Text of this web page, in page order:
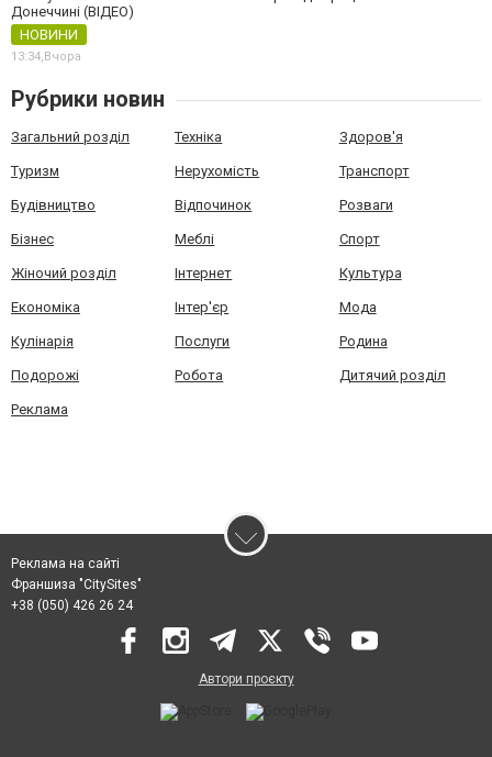
Донеччині (ВІДЕО)
НОВИНИ
13:34,Вчора
Рубрики новин
Загальний розділ Техніка Здоров'я
Туризм Нерухомість Транспорт
Будівництво Відпочинок Розваги
Бізнес Меблі Спорт
Жіночий розділ Інтернет Культура
Економіка Інтер'єр Мода
Кулінарія Послуги Родина
Подорожі Робота Дитячий розділ
Реклама
Реклама на сайті
Франшиза "CitySites"
+38 (050) 426 26 24
Автори проєкту